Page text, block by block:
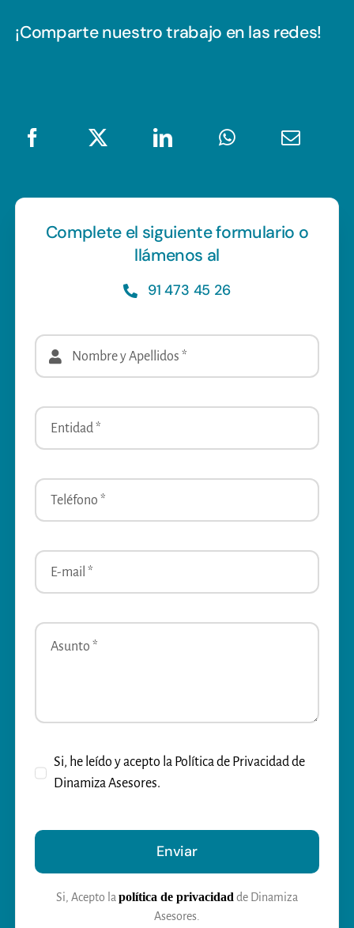
¡Comparte nuestro trabajo en las redes!
Complete el siguiente formulario o
llámenos al
91 473 45 26
Si, he leído y acepto la Política de Privacidad de
Dinamiza Asesores.
Enviar
Si, Acepto lapolítica de privacidadde Dinamiza
Asesores.